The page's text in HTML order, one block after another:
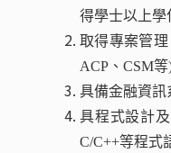
得學士以上學
取得專案管
ACP、CSM等
具備金融資訊
具程式設計
C/C++等程式